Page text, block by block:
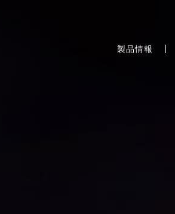
製品情報